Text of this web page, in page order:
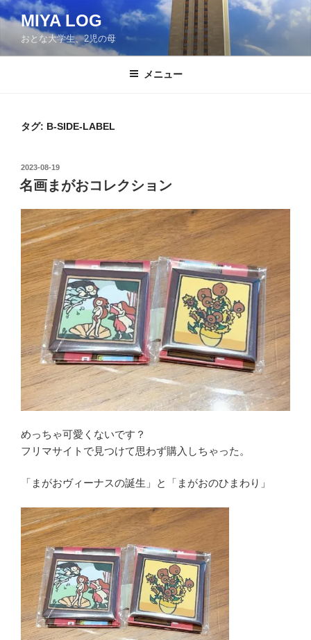
コ
ン
テ
ン
MIYA LOG
おとな大学生、2児の母
メニュー
タグ: B-SIDE-LABEL
投
稿
日:
2023-08-19
名画まがおコレクション
めっちゃ可愛くないです？
フリマサイトで見つけて思わず購入しちゃった。
「まがおヴィーナスの誕生」と「まがおのひまわり」